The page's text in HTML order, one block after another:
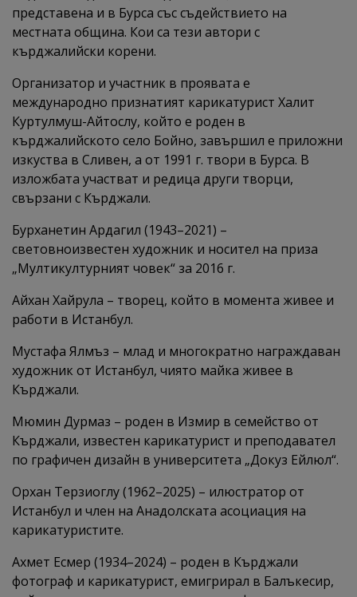
представена и в Бурса със съдействието на
местната община. Кои са тези автори с
кърджалийски корени.
Организатор и участник в проявата е
международно признатият карикатурист Халит
Куртулмуш-Айтослу, който е роден в
кърджалийското село Бойно, завършил е приложни
изкуства в Сливен, а от 1991 г. твори в Бурса. В
изложбата участват и редица други творци,
свързани с Кърджали.
Бурханетин Ардагил (1943–2021) –
световноизвестен художник и носител на приза
„Мултикултурният човек“ за 2016 г.
Айхан Хайрула – творец, който в момента живее и
работи в Истанбул.
Мустафа Ялмъз – млад и многократно награждаван
художник от Истанбул, чиято майка живее в
Кърджали.
Мюмин Дурмаз – роден в Измир в семейство от
Кърджали, известен карикатурист и преподавател
по графичен дизайн в университета „Докуз Ейлюл“.
Орхан Терзиоглу (1962–2025) – илюстратор от
Истанбул и член на Анадолската асоциация на
карикатуристите.
Ахмет Есмер (1934–2024) – роден в Кърджали
фотограф и карикатурист, емигрирал в Балъкесир,